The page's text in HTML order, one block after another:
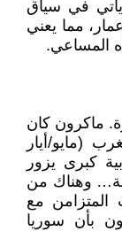
يأتي في سياق
مما يعني
المساعي.
ماكرون كان
(مايو/أيار
كبرى يزور
وهناك من
المتزامن مع
بأن سوريا